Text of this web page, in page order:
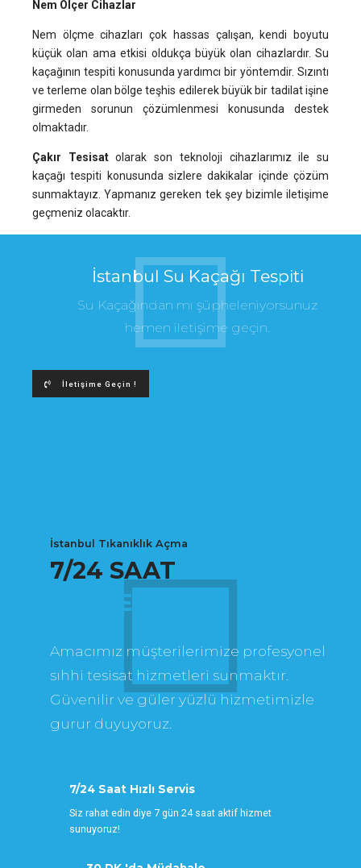
Nem Ölçer Cihazlar
Nem ölçme cihazları çok hassas çalışan, kendi boyutu
küçük olan ama etkisi oldukça büyük olan cihazlardır. Su
kaçağının tespiti konusunda yardımcı bir yöntemdir. Sızıntı
ve terleme olan bölge teşhis edilerek büyük bir tadilat işine
girmeden sorunun çözümlenmesi konusunda destek
olmaktadır.
Çakır Tesisatolarak son teknoloji cihazlarımız ile su
kaçağı tespiti konusunda sizlere dakikalar içinde çözüm
sunmaktayız. Yapmanız gereken tek şey bizimle iletişime
geçmeniz olacaktır.
İstanbul Su Kaçağı Tespiti
Su Kaçağından mı şüpheleniyorsunuz
hemen iletişime geçin.
İletişime Geçin !
İstanbul Tıkanıklık Açma
7/24 SAAT
PROFESYONEL DESTEK
Amacımız müşterilerimize profesyonel
sıhhi tesisat hizmetleri sunmaktır.
Güvenilir ve güler yüzlü hizmetimizle
gurur duyuyoruz.
7/24 Saat Hızlı Servis
Siz rahat edin diye 7 gün 24 saat aktif hizmet
sunuyoruz!